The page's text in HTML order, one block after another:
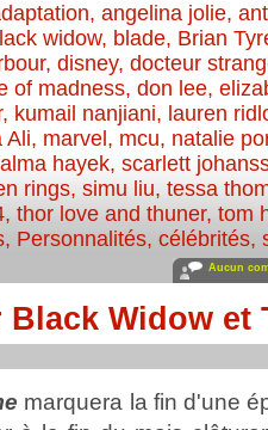
,angelina jolie,
widow, blade, Brian
,disney,docteur
of madness,don lee,
, kumail nanjiani, lauren
Ali, marvel , mcu, natalie
hayek,scarlett
rings, simu liu, tessa
, thor love and thuner, tom
, Personnalités, célébrités,
Aucun
Black Widow et
marquera la fin d'une